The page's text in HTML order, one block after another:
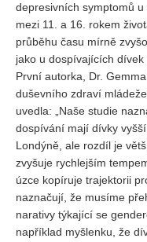
depresivních symptomů
mezi 11. a 16. rokem
průběhu času mírně
jako u dospívajících dívek
První autorka, Dr.
duševního zdraví
uvedla: „Naše studie
dospívání mají dívky
Londýně, ale rozdíl je
zvyšuje rychlejším
úzce kopíruje trajektorii
naznačují, že musíme
narativy týkající se
například myšlenku, že